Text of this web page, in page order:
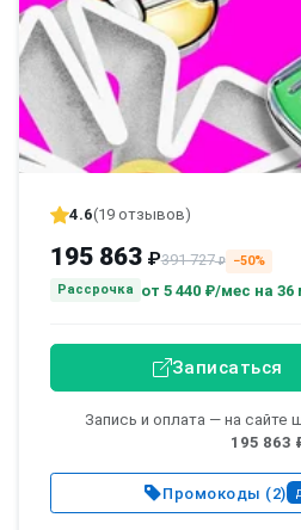
4.6(19 отзывов)
195 863₽391 727₽
−50%
Рассрочка
от 5 440 ₽/мес на 36
Записаться
Запись и оплата — на сайте
195 863
Промокоды (2)